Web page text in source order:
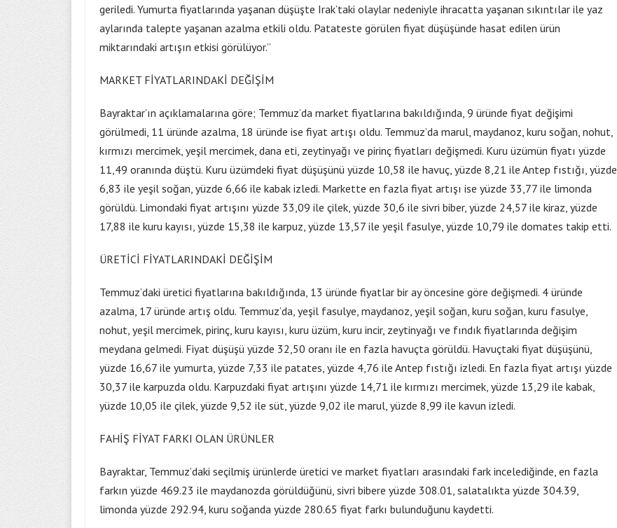
geriledi. Yumurta fiyatlarında yaşanan düşüşte Irak’taki olaylar nedeniyle ihracatta yaşanan sıkıntılar ile yaz
aylarında talepte yaşanan azalma etkili oldu. Patateste görülen fiyat düşüşünde hasat edilen ürün
miktarındaki artışın etkisi görülüyor.”
MARKET FİYATLARINDAKİ DEĞİŞİM
Bayraktar’ın açıklamalarına göre; Temmuz’da market fiyatlarına bakıldığında, 9 üründe fiyat değişimi
görülmedi, 11 üründe azalma, 18 üründe ise fiyat artışı oldu. Temmuz’da marul, maydanoz, kuru soğan, nohut,
kırmızı mercimek, yeşil mercimek, dana eti, zeytinyağı ve pirinç fiyatları değişmedi. Kuru üzümün fiyatı yüzde
11,49 oranında düştü. Kuru üzümdeki fiyat düşüşünü yüzde 10,58 ile havuç, yüzde 8,21 ile Antep fıstığı, yüzde
6,83 ile yeşil soğan, yüzde 6,66 ile kabak izledi. Markette en fazla fiyat artışı ise yüzde 33,77 ile limonda
görüldü. Limondaki fiyat artışını yüzde 33,09 ile çilek, yüzde 30,6 ile sivri biber, yüzde 24,57 ile kiraz, yüzde
17,88 ile kuru kayısı, yüzde 15,38 ile karpuz, yüzde 13,57 ile yeşil fasulye, yüzde 10,79 ile domates takip etti.
ÜRETİCİ FİYATLARINDAKİ DEĞİŞİM
Temmuz’daki üretici fiyatlarına bakıldığında, 13 üründe fiyatlar bir ay öncesine göre değişmedi. 4 üründe
azalma, 17 üründe artış oldu. Temmuz’da, yeşil fasulye, maydanoz, yeşil soğan, kuru soğan, kuru fasulye,
nohut, yeşil mercimek, pirinç, kuru kayısı, kuru üzüm, kuru incir, zeytinyağı ve fındık fiyatlarında değişim
meydana gelmedi. Fiyat düşüşü yüzde 32,50 oranı ile en fazla havuçta görüldü. Havuçtaki fiyat düşüşünü,
yüzde 16,67 ile yumurta, yüzde 7,33 ile patates, yüzde 4,76 ile Antep fıstığı izledi. En fazla fiyat artışı yüzde
30,37 ile karpuzda oldu. Karpuzdaki fiyat artışını yüzde 14,71 ile kırmızı mercimek, yüzde 13,29 ile kabak,
yüzde 10,05 ile çilek, yüzde 9,52 ile süt, yüzde 9,02 ile marul, yüzde 8,99 ile kavun izledi.
FAHİŞ FİYAT FARKI OLAN ÜRÜNLER
Bayraktar, Temmuz’daki seçilmiş ürünlerde üretici ve market fiyatları arasındaki fark incelediğinde, en fazla
farkın yüzde 469.23 ile maydanozda görüldüğünü, sivri bibere yüzde 308.01, salatalıkta yüzde 304.39,
limonda yüzde 292.94, kuru soğanda yüzde 280.65 fiyat farkı bulunduğunu kaydetti.